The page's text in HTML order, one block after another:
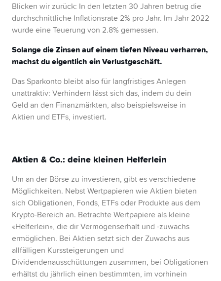
Blicken wir zurück: In den letzten 30 Jahren betrug die
durchschnittliche Inflationsrate 2% pro Jahr. Im Jahr 2022
wurde eine Teuerung von 2.8% gemessen.
Solange die Zinsen auf einem tiefen Niveau verharren,
machst du eigentlich ein Verlustgeschäft.
Das Sparkonto bleibt also für langfristiges Anlegen
unattraktiv: Verhindern lässt sich das, indem du dein
Geld an den Finanzmärkten, also beispielsweise in
Aktien und ETFs, investiert.
Aktien & Co.: deine kleinen Helferlein
Um an der Börse zu investieren, gibt es verschiedene
Möglichkeiten. Nebst Wertpapieren wie Aktien bieten
sich Obligationen, Fonds, ETFs oder Produkte aus dem
Krypto-Bereich an. Betrachte Wertpapiere als kleine
«Helferlein», die dir Vermögenserhalt und -zuwachs
ermöglichen. Bei Aktien setzt sich der Zuwachs aus
allfälligen Kurssteigerungen und
Dividendenausschüttungen zusammen, bei Obligationen
erhältst du jährlich einen bestimmten, im vorhinein